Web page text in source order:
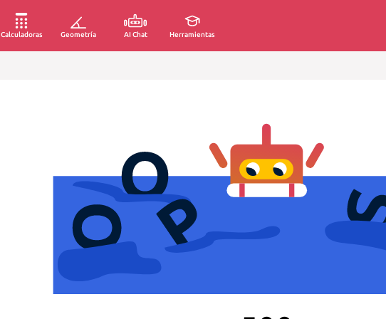
Calculadoras Geometría AI Chat Herramientas